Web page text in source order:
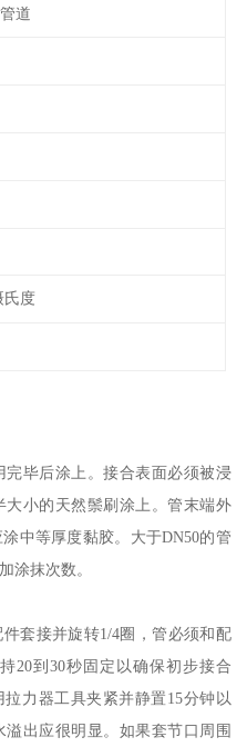
道
氏度
毕后涂上。接合表面必须被浸
小的天然鬃刷涂上。管末端外
中等厚度黏胶。大于DN50的管
涂抹次数。
套接并旋转1/4圈，管必须和配
20到30秒固定以确保初步接合
拉力器工具夹紧并静置15分钟以
溢出应很明显。如果套节口周围